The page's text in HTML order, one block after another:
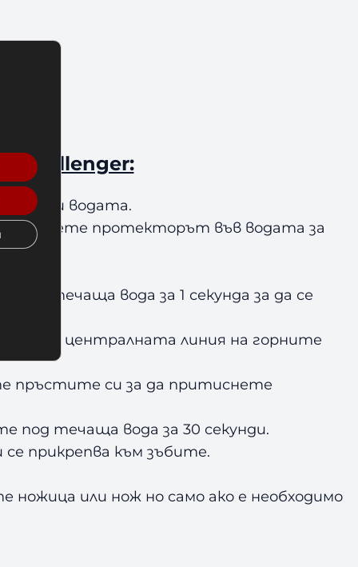
Challenger:
заври водата.
протекторът във водата за
течаща вода за 1 секунда за да се
с централната линия на горните
пръстите си за да притиснете
под течаща вода за 30 секунди.
прикрепва към зъбите.
ножица или нож но само ако е необходимо